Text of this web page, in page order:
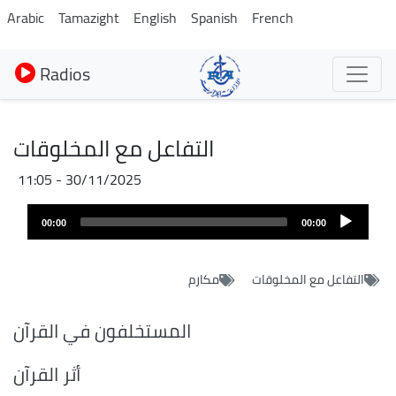
Aller
au
contenu
principal
Arabic Tamazight English Spanish French
Radios
التفاعل مع المخلوقات
30/11/2025 - 11:05
00:00
00:00
التفاعل مع المخلوقات مكارم
المستخلفون في القرآن
أثر القرآن